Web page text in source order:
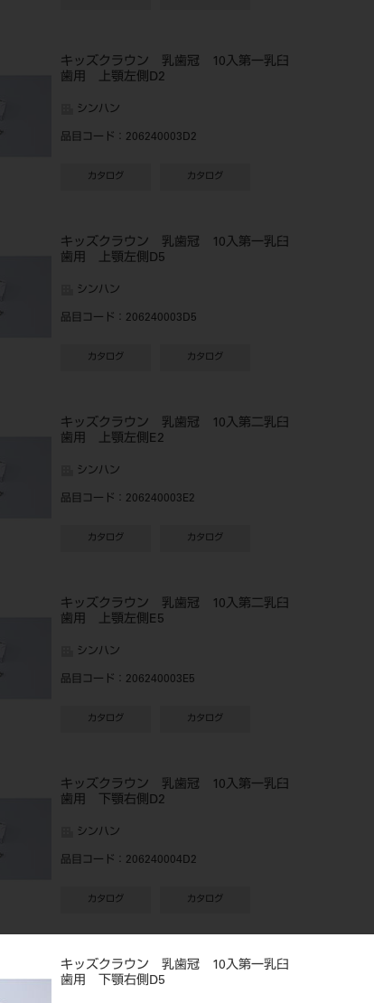
キッズクラウン 乳歯冠 10入第一乳臼
歯用 上顎左側D2
シンハン
品目コード ：206240003D2
カタログ カタログ
キッズクラウン 乳歯冠 10入第一乳臼
歯用 上顎左側D5
シンハン
品目コード ：206240003D5
カタログ カタログ
キッズクラウン 乳歯冠 10入第二乳臼
歯用 上顎左側E2
シンハン
品目コード ：206240003E2
カタログ カタログ
キッズクラウン 乳歯冠 10入第二乳臼
歯用 上顎左側E5
シンハン
品目コード ：206240003E5
カタログ カタログ
キッズクラウン 乳歯冠 10入第一乳臼
歯用 下顎右側D2
シンハン
品目コード ：206240004D2
カタログ カタログ
キッズクラウン 乳歯冠 10入第一乳臼
歯用 下顎右側D5